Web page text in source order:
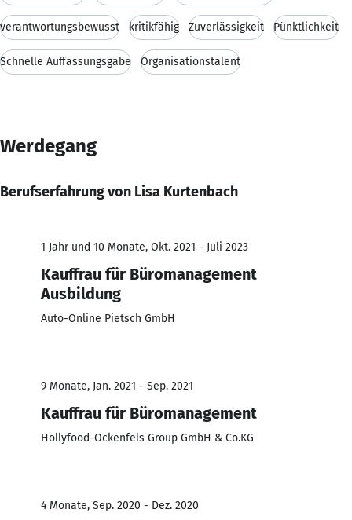
verantwortungsbewusst kritikfähig Zuverlässigkeit Pünktlichkeit
Schnelle Auffassungsgabe Organisationstalent
Werdegang
Berufserfahrung von Lisa Kurtenbach
1 Jahr und 10 Monate, Okt. 2021 - Juli 2023
Kauffrau für Büromanagement
Ausbildung
Auto-Online Pietsch GmbH
9 Monate, Jan. 2021 - Sep. 2021
Kauffrau für Büromanagement
Hollyfood-Ockenfels Group GmbH & Co.KG
4 Monate, Sep. 2020 - Dez. 2020